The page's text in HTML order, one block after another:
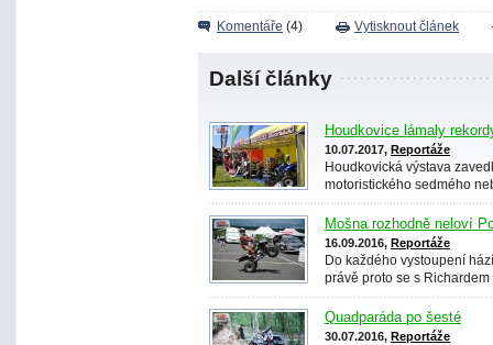
Komentáře (4) Vytisknout článek
Další články
Houdkovice lámaly
10.07.2017, Reportáže
Houdkovická výstava
motoristického sedmého
Mošna rozhodně neloví
16.09.2016, Reportáže
Do každého vystoupení
právě proto se s
Quadparáda po šesté
30.07.2016, Reportáže